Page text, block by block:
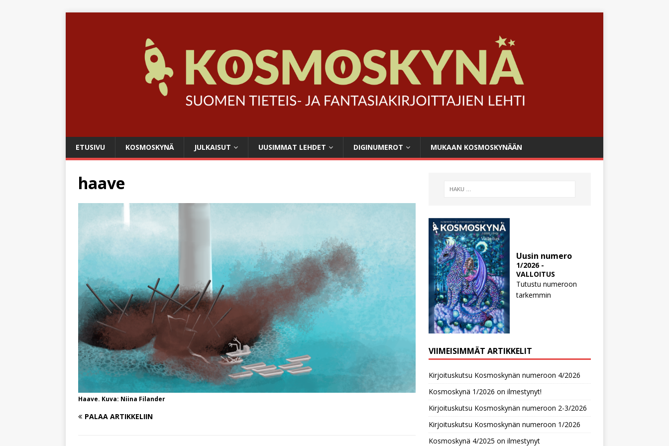
ETUSIVU KOSMOSKYNÄ JULKAISUT UUSIMMAT LEHDET DIGINUMEROT MUKAAN KOSMOSKYNÄÄN
haave
Haave. Kuva: Niina Filander
PALAA ARTIKKELIIN
Uusin numero
1/2026 -
VALLOITUS
Tutustu numeroon
tarkemmin
VIIMEISIMMÄT ARTIKKELIT
Kirjoituskutsu Kosmoskynän numeroon 4/2026
Kosmoskynä 1/2026 on ilmestynyt!
Kirjoituskutsu Kosmoskynän numeroon 2-3/2026
Kirjoituskutsu Kosmoskynän numeroon 1/2026
Kosmoskynä 4/2025 on ilmestynyt